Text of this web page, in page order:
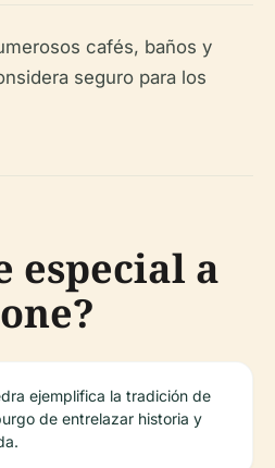
cafés, baños y
seguro para los
especial a
ejemplifica la tradición de
de entrelazar historia y